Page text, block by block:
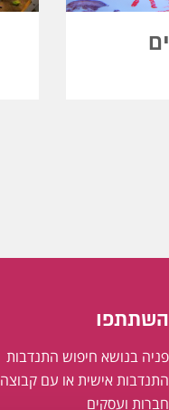
השתתפו
פניה בנושא חיפוש התנדבות
התנדבות אישית או עם קבוצה
חברות ועסקים